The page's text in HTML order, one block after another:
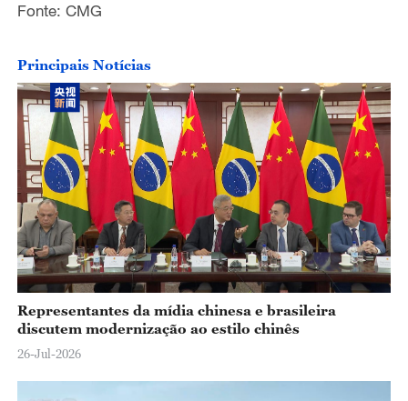
Fonte: CMG
Principais Notícias
Representantes da mídia chinesa e brasileira
discutem modernização ao estilo chinês
26-Jul-2026